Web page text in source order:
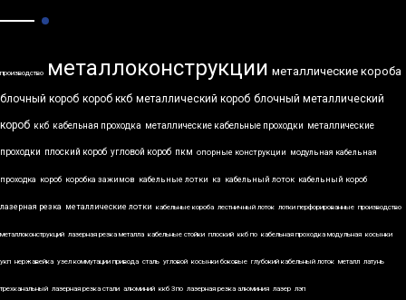
производство металлоконструкции металлические короба
блочный короб короб ккб металлический короб блочный металлический
короб ккб кабельная проходка металлические кабельные проходки металлические
проходки плоский короб угловой короб пкм опорные конструкции модульная кабельная
проходка короб коробка зажимов кабельные лотки кз кабельный лоток кабельный короб
лазерная резка металлические лотки кабельные короба лестничный лоток лотки перфорированные производство
металлоконструкций лазерная резка металла кабельные стойки плоский ккб по кабельная проходка модульная косынки
укп нержавейка узел коммутации привода сталь угловой косынки боковые глубокий кабельный лоток металл латунь
трехканальный лазерная резка стали алюминий ккб 3по лазерная резка алюминия лазер лэп